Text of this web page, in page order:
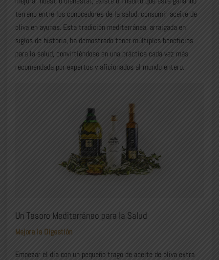
terreno entre los conocedores de la salud: consumir aceite de
oliva en ayunas. Esta tradición mediterránea, arraigada en
siglos de historia, ha demostrado tener múltiples beneficios
para la salud, convirtiéndose en una práctica cada vez más
recomendada por expertos y aficionados al mundo entero.
Un Tesoro Mediterráneo para la Salud
Mejora la Digestión
Empezar el día con un pequeño trago de aceite de oliva extra